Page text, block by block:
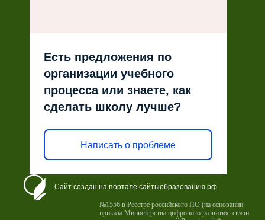
Есть предложения по
организации учебного
процесса или знаете, как
сделать школу лучше?
Написать о проблеме
Сайт создан на портале сайтыобразованию.рф
№1556 в Реестре российского ПО (на основании
приказа Министерства цифрового развития, связи